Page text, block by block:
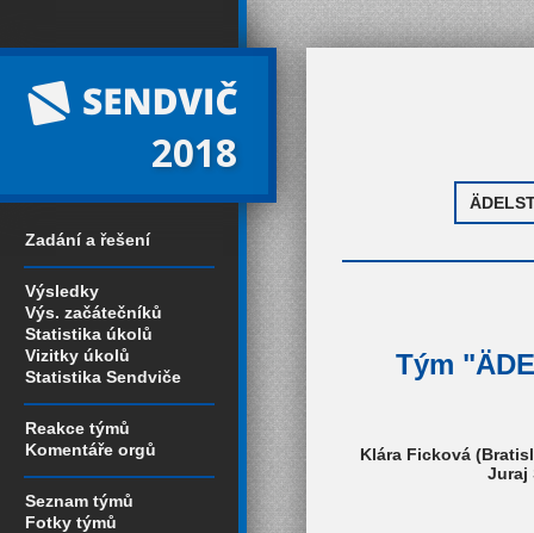
2018
Zadání a řešení
Výsledky
Výs. začátečníků
Statistika úkolů
Vizitky úkolů
Statistika Sendviče
Reakce týmů
Komentáře orgů
Seznam týmů
Fotky týmů
Tým
Klára Ficková
Juraj